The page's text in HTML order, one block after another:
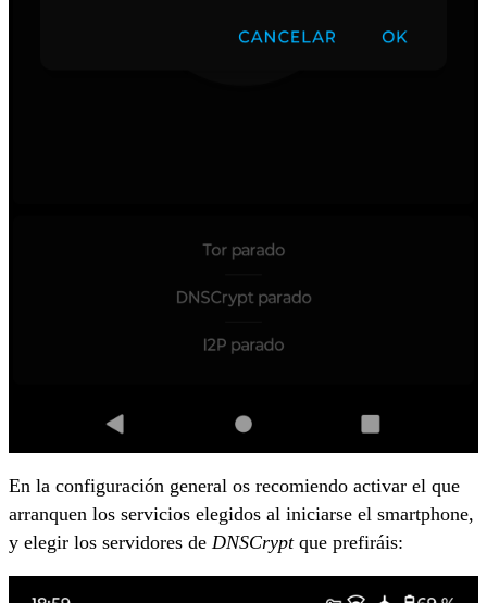
En la configuración general os recomiendo activar el que
arranquen los servicios elegidos al iniciarse el smartphone,
y elegir los servidores de DNSCryptque prefiráis: